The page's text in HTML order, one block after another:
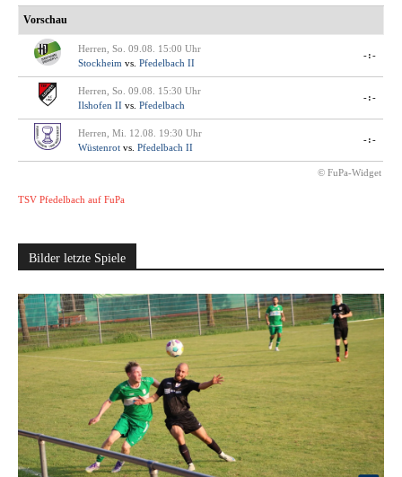
Vorschau
Herren, So. 09.08. 15:00 Uhr
Stockheim vs. Pfedelbach II
-:-
Herren, So. 09.08. 15:30 Uhr
Ilshofen II vs. Pfedelbach
-:-
Herren, Mi. 12.08. 19:30 Uhr
Wüstenrot vs. Pfedelbach II
-:-
© FuPa-Widget
TSV Pfedelbach auf FuPa
Bilder letzte Spiele